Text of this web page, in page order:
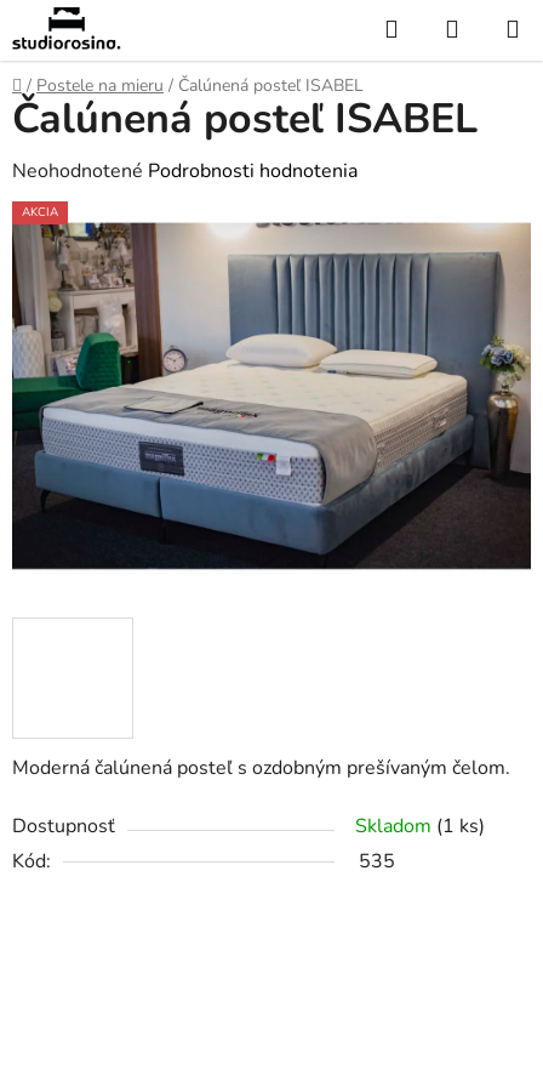
Prejsť
na
obsah
Hľadať
KOŠÍK
Domov
/ Postele na mieru / Čalúnená posteľ ISABEL
Moderná čalúnená posteľ s ozdobným prešívaným čelom.
Dostupnosť Skladom (1 ks)
Kód:
535
Čalúnená posteľ ISABEL
Priemerné
hodnotenie
produktu
je
0,0
z
5
hviezdičiek.
Neohodnotené Podrobnosti hodnotenia
AKCIA